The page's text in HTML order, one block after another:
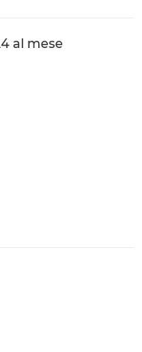
al mese